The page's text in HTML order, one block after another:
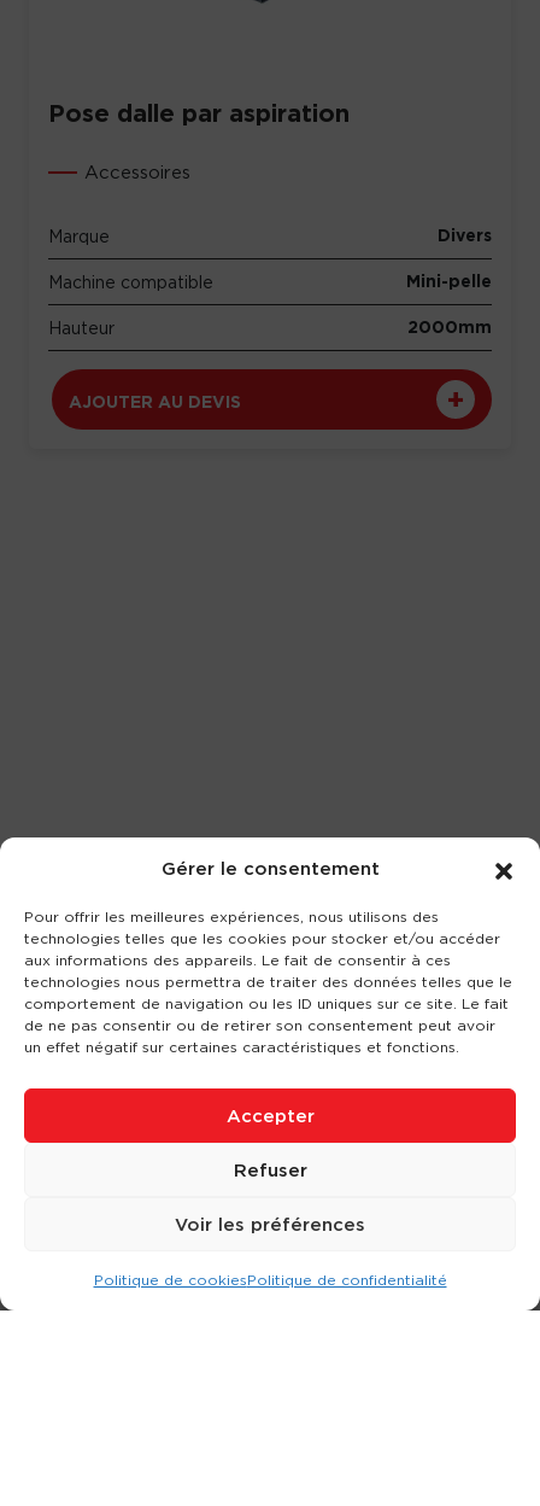
Gérer le consentement
Pour offrir les meilleures expériences, nous utilisons des
technologies telles que les cookies pour stocker et/ou accéder
aux informations des appareils. Le fait de consentir à ces
technologies nous permettra de traiter des données telles que le
comportement de navigation ou les ID uniques sur ce site. Le fait
de ne pas consentir ou de retirer son consentement peut avoir
un effet négatif sur certaines caractéristiques et fonctions.
Accepter
Refuser
Voir les préférences
Politique de cookiesPolitique de confidentialité
Pose dalle par aspiration
Accessoires
Marque Divers
Machine compatible Mini-pelle
Hauteur 2000mm
AJOUTER AU DEVIS